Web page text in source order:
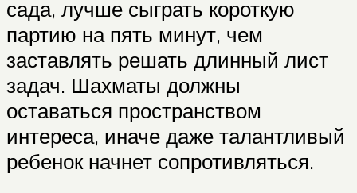
сада, лучше сыграть короткую
партию на пять минут, чем
заставлять решать длинный лист
задач. Шахматы должны
оставаться пространством
интереса, иначе даже талантливый
ребенок начнет сопротивляться.